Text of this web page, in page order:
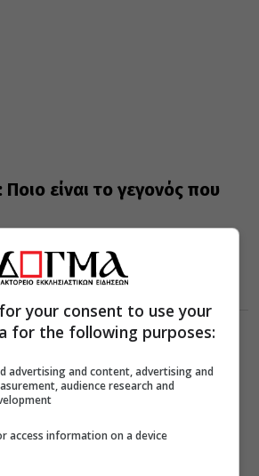
είναι το γεγονός που
τα σωτήρια γεγονότα που
του Μυστικού Δείπνου, τον ιερό
your consent to use your
for the following purposes:
advertising and content, advertising and
audience research and
access information on a device